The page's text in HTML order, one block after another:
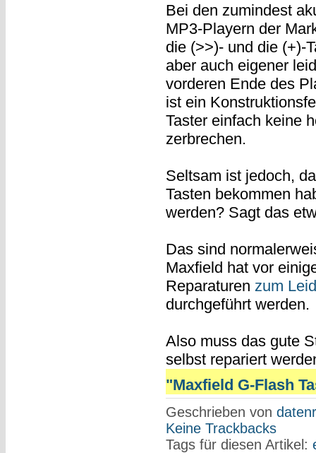
Bei den zumindest
MP3-Playern der
die (>>)- und die (+)-
aber auch eigener
vorderen Ende des
ist ein
Taster einfach keine
zerbrechen.
Seltsam ist jedoch,
Tasten bekommen
werden? Sagt das
Das sind
Maxfield hat vor
Reparaturen zum
durchgeführt werden.
Also muss das gute
selbst repariert
"Maxfield G-Flash
Geschrieben von
Keine Trackbacks
Tags für diesen Artikel: